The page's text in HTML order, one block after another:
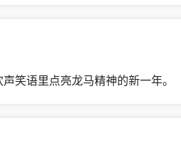
笑语里点亮龙马精神的新一年。